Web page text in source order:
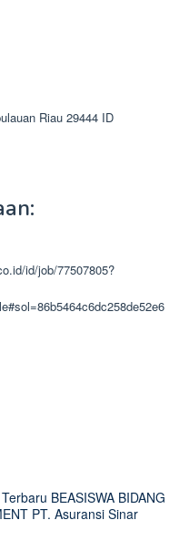
Riau 29444 ID
id/job/77507805?
BEASISWA BIDANG
PT. Asuransi Sinar